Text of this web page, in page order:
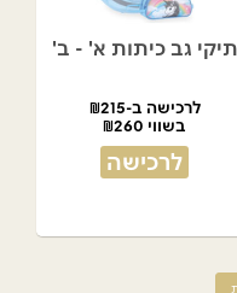
תיקי גב כיתות א' - ב'
לרכישה ב-₪215
בשווי ₪260
לרכישה